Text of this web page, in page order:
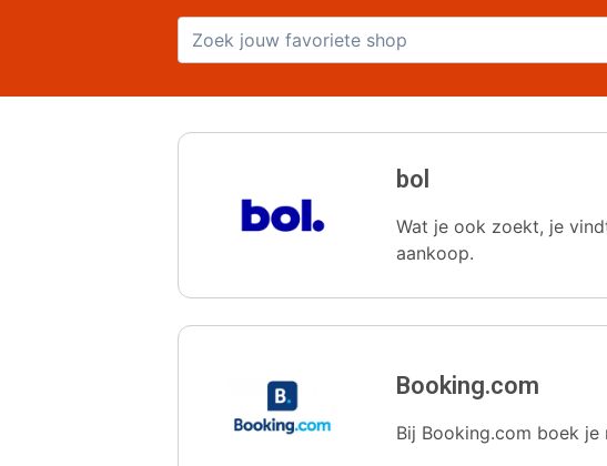
bol
Wat je ook zoekt, je
aankoop.
Booking.com
Bij Booking.com boek